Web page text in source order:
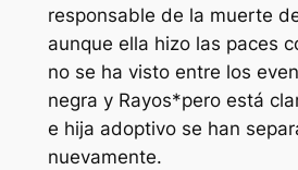
responsable de la muerte
aunque ella hizo las paces
no se ha visto entre los
negra y Rayos*pero está
e hija adoptivo se han
nuevamente.